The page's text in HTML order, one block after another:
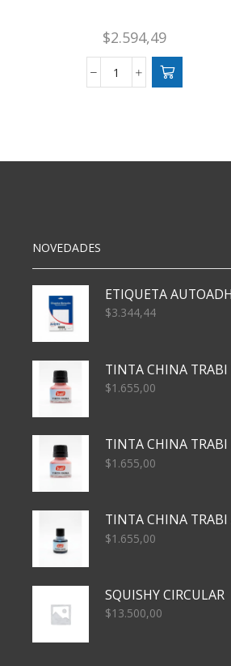
$2.594,49
CARPETA
NOVEDADES
$3.344,44
TINTA CHINA TRABI
$1.655,00
$1.655,00
TINTA CHINA TRABI
$1.655,00
SQUISHY CIRCULAR
$13.500,00